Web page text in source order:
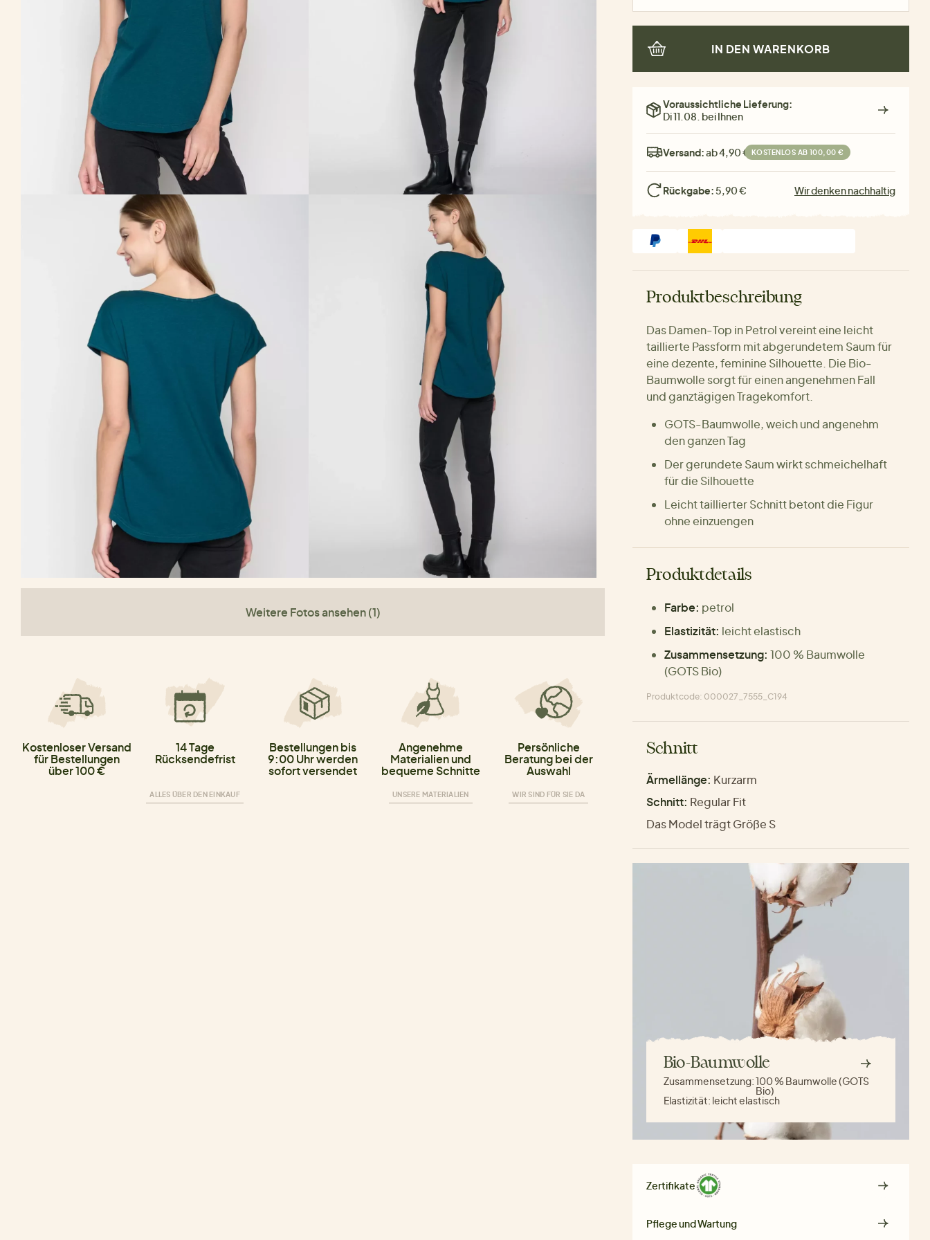
Weitere Fotos ansehen (1)
Kostenloser Versand
für Bestellungen
über 100 €
14 Tage
Rücksendefrist
ALLES ÜBER DEN EINKAUF
Bestellungen bis
9:00 Uhr werden
sofort versendet
Angenehme
Materialien und
bequeme Schnitte
UNSERE MATERIALIEN
Persönliche
Beratung bei der
Auswahl
WIR SIND FÜR SIE DA
IN DEN WARENKORB
Voraussichtliche Lieferung:
Di 11.08. bei Ihnen
Versand:ab 4,90 € KOSTENLOS AB 100,00 €
Rückgabe: 5,90 € Wir denken nachhaltig
Produktbeschreibung
Das Damen-Top in Petrol vereint eine leicht
taillierte Passform mit abgerundetem Saum für
eine dezente, feminine Silhouette. Die Bio-
Baumwolle sorgt für einen angenehmen Fall
und ganztägigen Tragekomfort.
GOTS-Baumwolle, weich und angenehm
den ganzen Tag
Der gerundete Saum wirkt schmeichelhaft
für die Silhouette
Leicht taillierter Schnitt betont die Figur
ohne einzuengen
Produktdetails
Farbe: petrol
Elastizität: leicht elastisch
Zusammensetzung: 100 % Baumwolle
(GOTS Bio)
Produktcode: 000027_7555_C194
Schnitt
Ärmellänge: Kurzarm
Schnitt: Regular Fit
Das Model trägt Größe S
Bio-Baumwolle
Zusammensetzung:100 % Baumwolle (GOTS
Bio)
Elastizität: leicht elastisch
Zertifikate
Pflege und Wartung